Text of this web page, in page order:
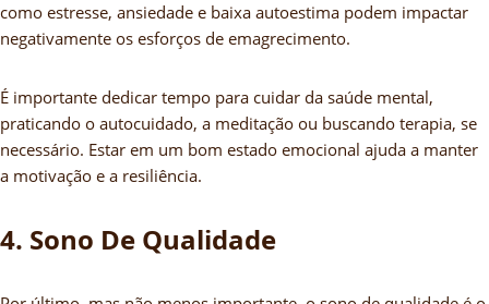
como estresse, ansiedade e baixa autoestima podem impactar
negativamente os esforços de emagrecimento.
É importante dedicar tempo para cuidar da saúde mental,
praticando o autocuidado, a meditação ou buscando terapia, se
necessário. Estar em um bom estado emocional ajuda a manter
a motivação e a resiliência.
4. Sono De Qualidade